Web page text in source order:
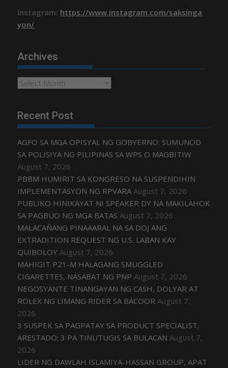
Instagram: https://www.instagram.com/saksinga
yon/
Archives
Archives
Recent Post
AGFO SA MGA OPISYAL NG GOBYERNO: SUMUNOD
SA POLISIYA NG PILIPINAS SA WPS O MAGBITIW
August 7, 2026
PBBM HUMIRIT SA KONGRESO NA SUSPENDIHIN
IMPLEMENTASYON NG RPVARA August 7, 2026
PUBLIKO HINIKAYAT NI SPEAKER DY NA MAKILAHOK
SA PAGBUO NG MGA BATAS August 7, 2026
MALACAÑANG PINAAARAL NA SA DOJ ANG
EXTRADITION REQUEST NG U.S. LABAN KAY
QUIBOLOY August 7, 2026
MAHIGIT P21-M HALAGANG SMUGGLED
CIGARETTES, NASABAT NG PNP August 7, 2026
NEGOSYANTE TINANGAYAN NG CASH, DOLYAR AT
ROLEX NG LIMANG RIDER SA BACOOR August 7,
2026
3 SUSPEK SA PAGPATAY SA PRODUCT SPECIALIST,
ARESTADO; 3 PA TINUTUGIS SA BULACAN August 7,
2026
LIDER NG DAWLAH ISLAMIYA-HASSAN GROUP, APAT